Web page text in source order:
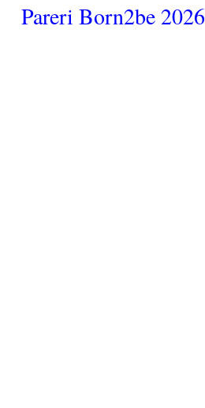
Pareri Born2be 2026